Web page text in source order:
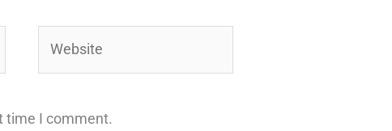
time I comment.